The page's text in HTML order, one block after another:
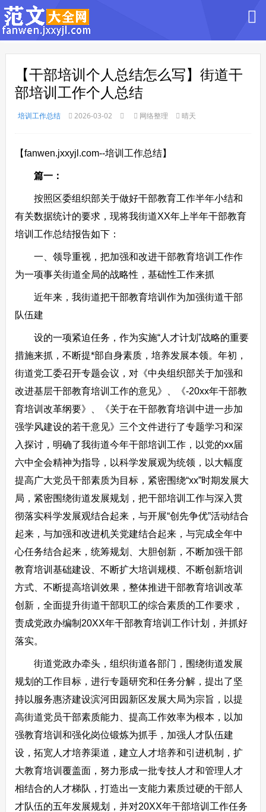
【干部培训个人总结怎么写】街道干
部培训工作个人总结
培训工作总结 2026-03-02 网络整理 晴天
【fanwen.jxxyjl.com--培训工作总结】
篇一：
按照区委组织部关于做好干部教育工作半年小结和
有关数据统计的要求，现将我街道XX年上半年干部教育
培训工作总结报告如下：
一、领导重视，把加强和改进干部教育培训工作作
为一项事关街道全局的战略性，基础性工作来抓
近年来，我街道把干部教育培训作为加强街道干部
队伍建
设的一项紧迫任务，作为实施“人才计划”战略的重要
措施来抓，不断提*部自身素质，培养发展本领。年初，
街道党工委召开专题会议，对《中央组织部关于加强和
改进基层干部教育培训工作的意见》、《-20xx年干部教
育培训改革纲要》、《关于在干部教育培训中进一步加
强学风建设的若干意见》三个文件进行了专题学习和深
入探讨，明确了我街道今年干部培训工作，以党的xx届
六中全会精神为指导，以科学发展观为统领，以大幅度
提高广大党员干部素质为目标，紧密围绕“xx”时期发展大
局，紧密围绕街道发展规划，把干部培训工作与深入贯
彻落实科学发展观结合起来，与开展“创先争优”活动结合
起来，与加强和改进机关党建结合起来，与完成全年中
心任务结合起来，统筹规划、大胆创新，不断加强干部
教育培训基础建设、不断扩大培训规模、不断创新培训
方式、不断提高培训效果，整体推进干部教育培训改革
创新，全面提升街道干部职工的综合素质的工作要求，
责成党政办编制20XX年干部教育培训工作计划，并抓好
落实。
街道党政办牵头，组织街道各部门，围绕街道发展
规划的工作目标，进行专题研究和任务分解，提出了坚
持以服务惠济建设滨河田园新区发展大局为宗旨，以提
高街道党员干部素质能力、提高工作效率为根本，以加
强教育培训和强化岗位锻炼为抓手，加强人才队伍建
设，拓宽人才培养渠道，建立人才培养和引进机制，扩
大教育培训覆盖面，努力形成一批专技人才和管理人才
相结合的人才梯队，打造出一支能力素质过硬的干部人
才队伍的五年发展规划，并对20XX年干部培训工作任务